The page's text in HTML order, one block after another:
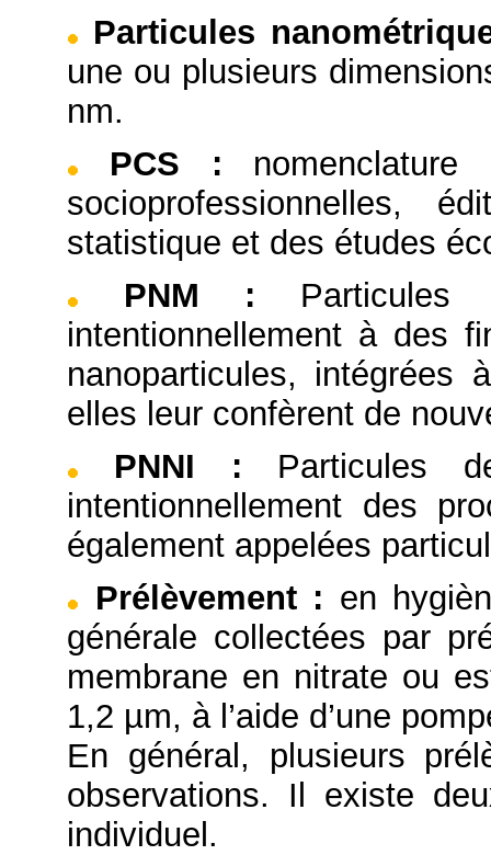
Particules
une ou plusieurs
nm.
PCS :
socioprofessionnelles,
statistique et des études
PNM :
intentionnellement à des
nanoparticules, intégrées
elles leur confèrent de
PNNI :
Particules
intentionnellement des
également appelées
Prélèvement: en
générale collectées par
membrane en nitrate ou
1,2 µm, à l’aide d’une
En général, plusieurs
observations. Il existe
individuel.